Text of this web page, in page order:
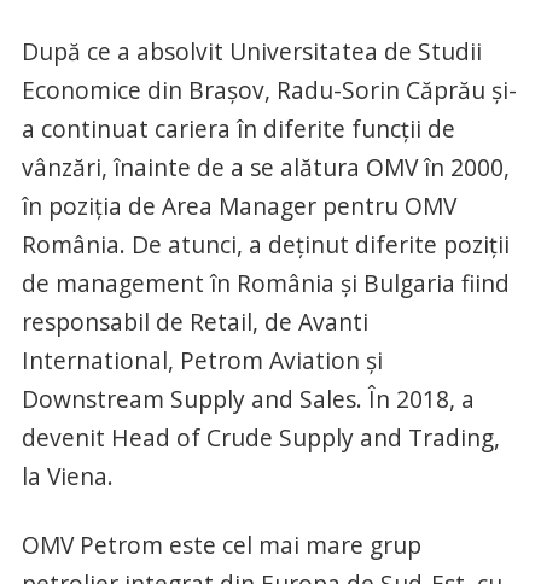
După ce a absolvit Universitatea de Studii
Economice din Brașov, Radu-Sorin Căprău și-
a continuat cariera în diferite funcții de
vânzări, înainte de a se alătura OMV în 2000,
în poziția de Area Manager pentru OMV
România. De atunci, a deținut diferite poziții
de management în România și Bulgaria fiind
responsabil de Retail, de Avanti
International, Petrom Aviation și
Downstream Supply and Sales. În 2018, a
devenit Head of Crude Supply and Trading,
la Viena.
OMV Petrom este cel mai mare grup